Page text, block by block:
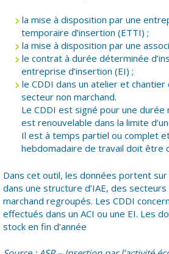
la mise à disposition par une
temporaire d’insertion (ETTI) ;
la mise à disposition par une
le contrat à durée déterminée
entreprise d’insertion (EI) ;
le CDDI dans un atelier et chantier
secteur non marchand.
Le CDDI est signé pour une durée
est renouvelable dans la limite
Il est à temps partiel ou complet
hebdomadaire de travail doit être
Dans cet outil, les données portent
dans une structure d’IAE, des
marchand regroupés. Les CDDI
effectués dans un ACI ou une EI. Les
stock en fin d’année